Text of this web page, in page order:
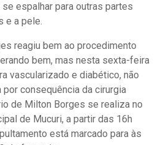
espalhar para outras partes
e a pele.
reagiu bem ao procedimento
bem, mas nesta sexta-feira
vascularizado e diabético, não
consequência da cirurgia
de Milton Borges se realiza no
de Mucuri, a partir das 16h
está marcado para às